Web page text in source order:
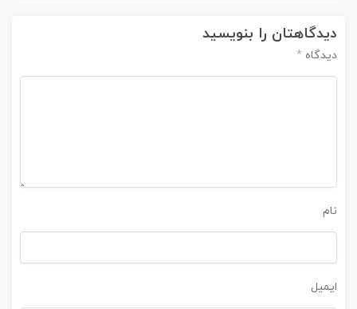
دیدگاهتان را بنویسید
دیدگاه *
نام
ایمیل